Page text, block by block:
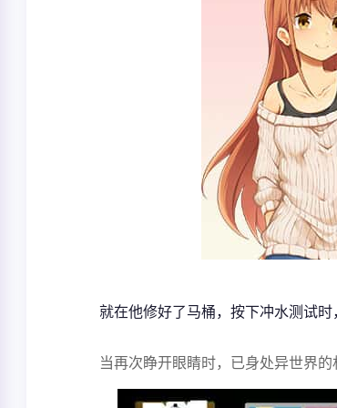
就在他修好了马桶，按下冲水测试
当再次睁开眼睛时，已身处异世界的